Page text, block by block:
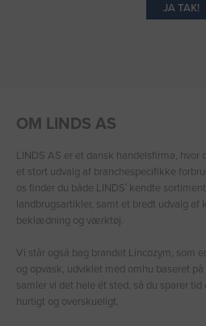
JA TAK!
OM LINDS AS
LINDS AS er et dansk handelsfirma, hvor
et stort udvalg af branchespecifikke
os finder du både LINDS′ kendte
landbrugsartikler, samt et bredt udvalg af
beklædning og værktøj.
Vi står også bag brandet Lincozym, som
og opvask, udviklet med omhu baseret
samler vi det hele ét sted, så du sparer
hurtigt og overskueligt.